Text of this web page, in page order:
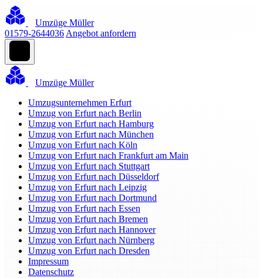
Umzüge Müller
01579-2644036 Angebot anfordern
Umzüge Müller
Umzugsunternehmen Erfurt
Umzug von Erfurt nach Berlin
Umzug von Erfurt nach Hamburg
Umzug von Erfurt nach München
Umzug von Erfurt nach Köln
Umzug von Erfurt nach Frankfurt am Main
Umzug von Erfurt nach Stuttgart
Umzug von Erfurt nach Düsseldorf
Umzug von Erfurt nach Leipzig
Umzug von Erfurt nach Dortmund
Umzug von Erfurt nach Essen
Umzug von Erfurt nach Bremen
Umzug von Erfurt nach Hannover
Umzug von Erfurt nach Nürnberg
Umzug von Erfurt nach Dresden
Impressum
Datenschutz